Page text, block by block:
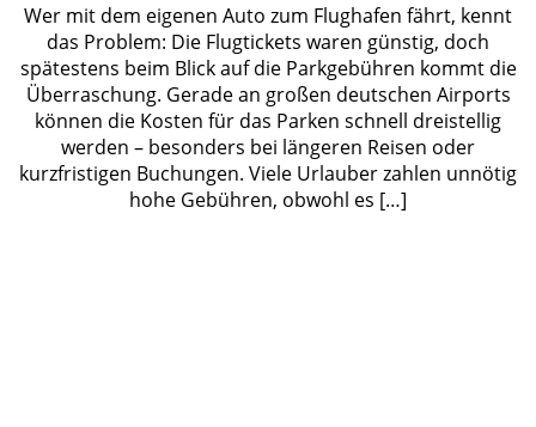
Wer mit dem eigenen Auto zum Flughafen fährt, kennt
das Problem: Die Flugtickets waren günstig, doch
spätestens beim Blick auf die Parkgebühren kommt die
Überraschung. Gerade an großen deutschen Airports
können die Kosten für das Parken schnell dreistellig
werden – besonders bei längeren Reisen oder
kurzfristigen Buchungen. Viele Urlauber zahlen unnötig
hohe Gebühren, obwohl es […]